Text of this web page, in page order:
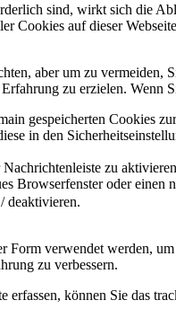
sind, wirkt sich die
Cookies auf dieser
aber um zu
zu erzielen.
gespeicherten Cookies
in den
zu
Browserfenster oder einen
deaktivieren.
verwendet werden,
zu verbessern.
erfassen, können Sie das